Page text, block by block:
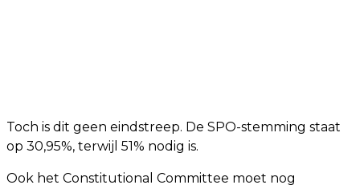
Toch is dit geen eindstreep. De SPO-stemming staat
op 30,95%, terwijl 51% nodig is.
Ook het Constitutional Committee moet nog